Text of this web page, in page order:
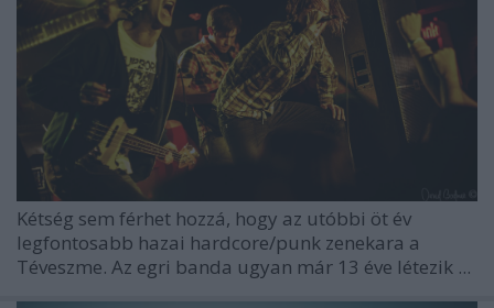
Kétség sem férhet hozzá, hogy az utóbbi öt év
legfontosabb hazai hardcore/punk zenekara a
Téveszme. Az egri banda ugyan már 13 éve létezik ...